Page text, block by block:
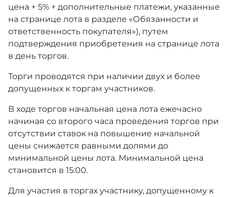
цена + 5% + дополнительные платежи, указанные
на странице лота в разделе «Обязанности и
ответственность покупателя»), путем
подтверждения приобретения на странице лота
в день торгов.
Торги проводятся при наличии двух и более
допущенных к торгам участников.
В ходе торгов начальная цена лота ежечасно
начиная со второго часа проведения торгов при
отсутствии ставок на повышение начальной
цены снижается равными долями до
минимальной цены лота. Минимальной цена
становится в 15:00.
Для участия в торгах участнику, допущенному к